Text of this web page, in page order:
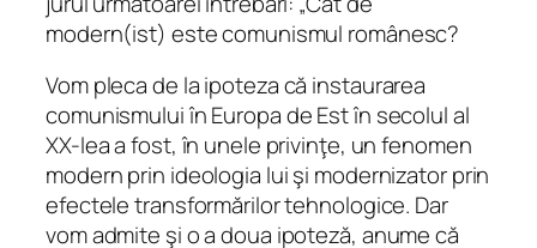
modern(ist) este comunismul românesc?
Vom pleca de la ipoteza că instaurarea
comunismului în Europa de Est în secolul al
XX-lea a fost, în unele privinţe, un fenomen
modern prin ideologia lui şi modernizator prin
efectele transformărilor tehnologice. Dar
vom admite şi o a doua ipoteză, anume că